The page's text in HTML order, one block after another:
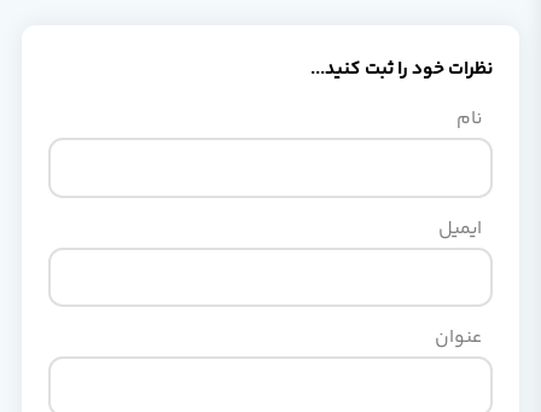
نظرات خود را ثبت کنید...
نام
ایمیل
عنوان